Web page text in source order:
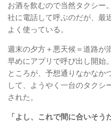
お酒を飲むので当然タクシー
社に電話して呼ぶのだが、最
よく使っている。
週末の夕方＋悪天候＝道路が
早めにアプリで呼び出し開始。
ところが、予想通りなかなか
して、ようやく一台のタクシ
された。
「よし、これで間に合いそう